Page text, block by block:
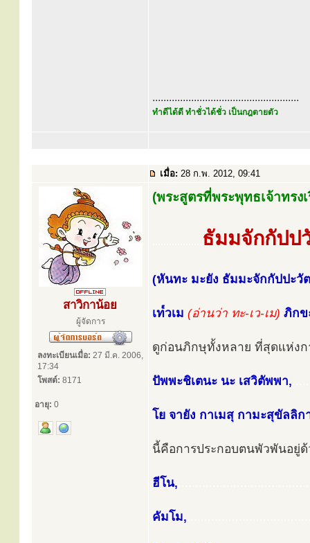
.....................................................
ทำดีได้ดี ทำชั่วได้ชั่ว เป็นกฎตายตัว
เมื่อ: 28 ก.พ. 2012, 09:41
สาวิกาน้อย
ผู้จัดการ
ลงทะเบียนเมื่อ: 27 มี.ค. 2006,
17:34
โพสต์: 8171
อายุ: 0
(พระสูตรที่พระพุทธเจ้าทรง
ธัมมจักกัปป
(หันทะ มะยัง ธัมมะจักกัปปะวั
เท๎วเม (อ่านว่า ทะ-เว-เม) ภิกข
ดูก่อนภิกษุทั้งหลาย ที่สุดแห่งก
ปัพพะชิเตนะ นะ เสวิตัพพา,
โย จายัง กาเมสุ กามะสุขัลลิก
นี้คือการประกอบตนพัวพันอยู่
ฮีโน,
คัมโม,